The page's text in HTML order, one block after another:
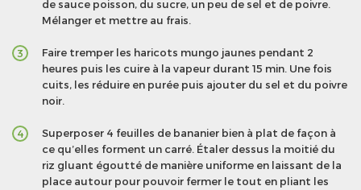
de sauce poisson, du sucre, un peu de sel et de poivre.
Mélanger et mettre au frais.
3
Faire tremper les haricots mungo jaunes pendant 2
heures puis les cuire à la vapeur durant 15 min. Une fois
cuits, les réduire en purée puis ajouter du sel et du poivre
noir.
4
Superposer 4 feuilles de bananier bien à plat de façon à
ce qu’elles forment un carré. Étaler dessus la moitié du
riz gluant égoutté de manière uniforme en laissant de la
place autour pour pouvoir fermer le tout en pliant les